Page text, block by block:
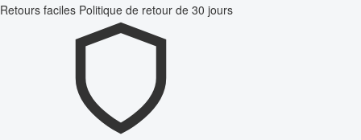
Retours faciles Politique de retour de 30 jours